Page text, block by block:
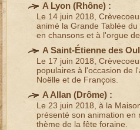
A Lyon (Rhône) :
Le 14 juin 2018,
animé la Grande Tablée
en chansons et à l'orgue
A Saint-Étienne des
Le 17 juin 2018,
populairesà l'occasion de
Noëlle et de François.
A Allan (Drôme) :
Le 23 juin 2018, à la
présenté son animation en
thème de la fête foraine.